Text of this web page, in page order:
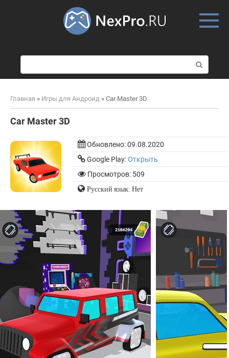
о
и
к
Главная » Игры для Андроид » Car Master 3D
Car Master 3D
Обновлено:09.08.2020
Google Play:Открыть
Просмотров: 509
Русский язык: Нет